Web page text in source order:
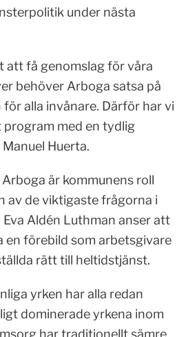
under nästa
att få genomslag för våra
behöver Arboga satsa på
alla invånare. Därför har vi
med en tydlig
Huerta.
är kommunens roll
av de viktigaste frågorna i
Aldén Luthman anser att
en förebild som arbetsgivare
rätt till heltidstjänst.
yrken har alla redan
dominerade yrkena inom
har traditionellt sämre